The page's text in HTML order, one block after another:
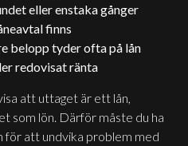
eller enstaka gånger
finns
belopp tyder ofta på lån
redovisat ränta
att uttaget är ett lån,
som lön. Därför måste du ha
för att undvika problem med